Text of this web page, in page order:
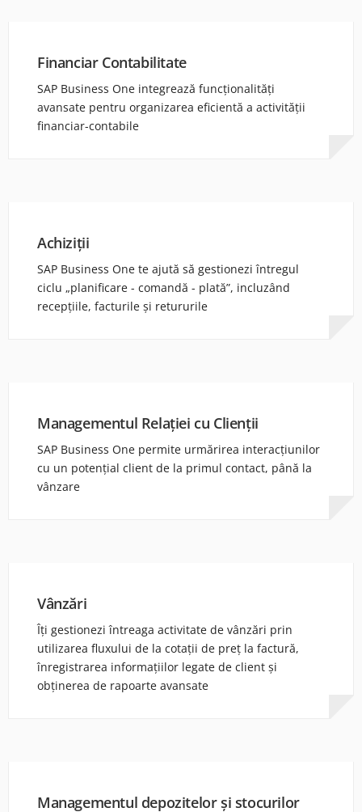
Financiar Contabilitate
SAP Business One integrează funcționalități
avansate pentru organizarea eficientă a activității
financiar-contabile
Achiziții
SAP Business One te ajută să gestionezi întregul
ciclu „planificare - comandă - plată”, incluzând
recepțiile, facturile și retururile
Managementul Relației cu Clienții
SAP Business One permite urmărirea interacțiunilor
cu un potențial client de la primul contact, până la
vânzare
Vânzări
Îți gestionezi întreaga activitate de vânzări prin
utilizarea fluxului de la cotații de preț la factură,
înregistrarea informațiilor legate de client și
obținerea de rapoarte avansate
Managementul depozitelor și stocurilor